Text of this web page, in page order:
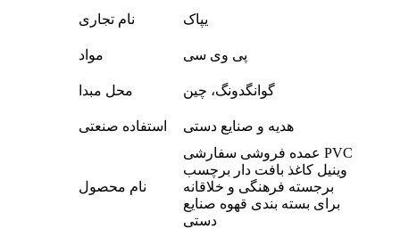
نام تجاری یپاک
مواد پی وی سی
محل مبدا گوانگدونگ، چین
استفاده صنعتی هدیه و صنایع دستی
نام محصول
عمده فروشی سفارشی PVC
وینیل کاغذ بافت دار برچسب
برجسته فرهنگی و خلاقانه
برای بسته بندی قهوه صنایع
دستی